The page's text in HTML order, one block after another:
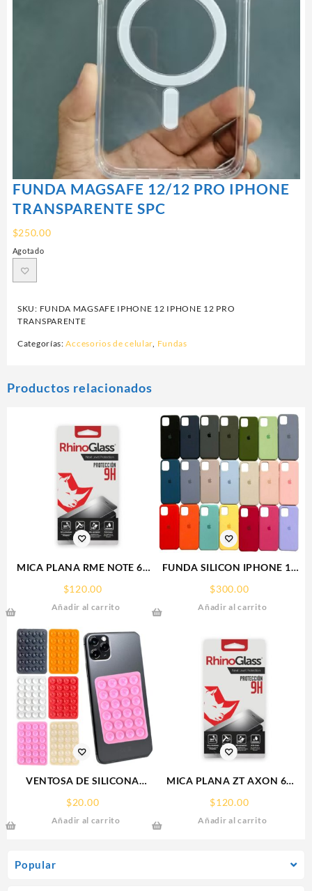
Popular
FUNDA MAGSAFE 12/12 PRO IPHONE
TRANSPARENTE SPC
$250.00
Agotado
SKU: FUNDA MAGSAFE IPHONE 12 IPHONE 12 PRO
TRANSPARENTE
Categorías:Accesorios de celular, Fundas
Productos relacionados
MICA PLANA RME NOTE 60
$120.00
Añadir al carrito
FUNDA SILICON IPHONE 13
$300.00
Añadir al carrito
VENTOSA DE SILICONA
SOPORTE PARA CELULAR
$20.00
Añadir al carrito
MICA PLANA ZT AXON 60
ZTE 9H RHINOGLASS
$120.00
Añadir al carrito